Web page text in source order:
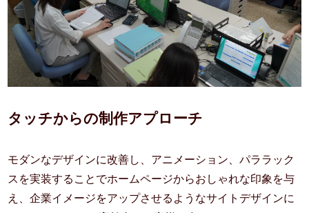
タッチからの制作アプローチ
モダンなデザインに改善し、アニメーション、パララック
スを実装することでホームページからおしゃれな印象を与
え、企業イメージをアップさせるようなサイトデザインに